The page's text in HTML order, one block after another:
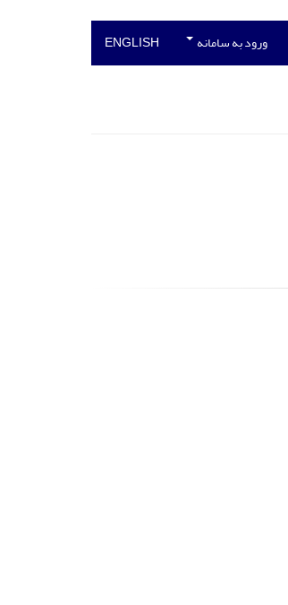
ورود به سامانه ENGLISH